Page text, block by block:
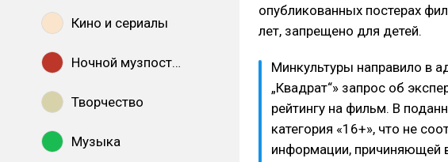
Кино и сериалы
Ночной музпостинг
Творчество
Музыка
опубликованных постерах
лет, запрещено для детей.
Минкультуры направило в
„Квадрат“» запрос об
рейтингу на фильм. В
категория «16+», что не
информации, причиняющей